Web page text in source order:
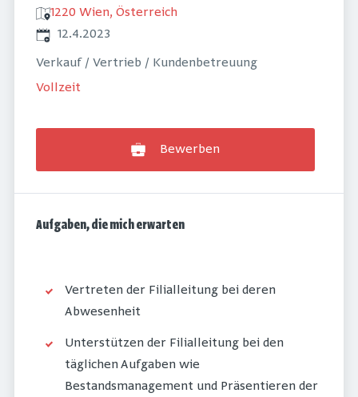
1220 Wien, Österreich
Veröffentlicht
12.4.2023
Verkauf / Vertrieb / Kundenbetreuung
Vollzeit
Bewerben
Aufgaben, die mich erwarten
Vertreten der Filialleitung bei deren
Abwesenheit
Unterstützen der Filialleitung bei den
täglichen Aufgaben wie
Bestandsmanagement und Präsentieren der